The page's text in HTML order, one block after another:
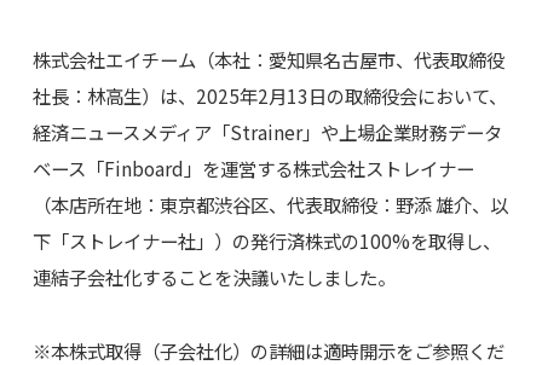
株式会社エイチーム（本社：愛知県名古屋市、代表取締役
社長：林高生）は、2025年2月13日の取締役会において、
経済ニュースメディア「Strainer」や上場企業財務データ
ベース「Finboard」を運営する株式会社ストレイナー
（本店所在地：東京都渋谷区、代表取締役：野添 雄介、以
下「ストレイナー社」）の発行済株式の100%を取得し、
連結子会社化することを決議いたしました。
※本株式取得（子会社化）の詳細は適時開示をご参照くだ